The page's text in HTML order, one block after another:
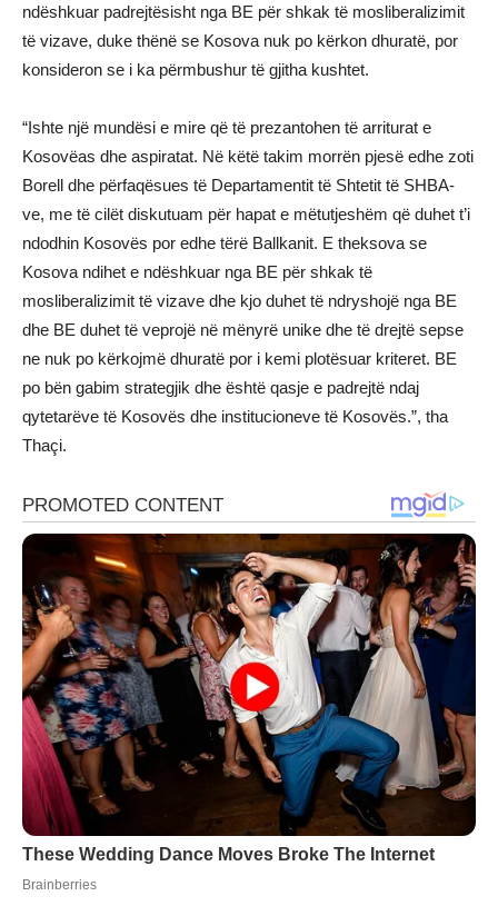
ndëshkuar padrejtësisht nga BE për shkak të mosliberalizimit
të vizave, duke thënë se Kosova nuk po kërkon dhuratë, por
konsideron se i ka përmbushur të gjitha kushtet.
“Ishte një mundësi e mire që të prezantohen të arriturat e
Kosovëas dhe aspiratat. Në këtë takim morrën pjesë edhe zoti
Borell dhe përfaqësues të Departamentit të Shtetit të SHBA-
ve, me të cilët diskutuam për hapat e mëtutjeshëm që duhet t’i
ndodhin Kosovës por edhe tërë Ballkanit. E theksova se
Kosova ndihet e ndëshkuar nga BE për shkak të
mosliberalizimit të vizave dhe kjo duhet të ndryshojë nga BE
dhe BE duhet të veprojë në mënyrë unike dhe të drejtë sepse
ne nuk po kërkojmë dhuratë por i kemi plotësuar kriteret. BE
po bën gabim strategjik dhe është qasje e padrejtë ndaj
qytetarëve të Kosovës dhe institucioneve të Kosovës.”, tha
Thaçi.